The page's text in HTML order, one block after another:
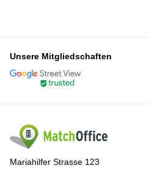
Unsere Mitgliedschaften
Mariahilfer Strasse 123